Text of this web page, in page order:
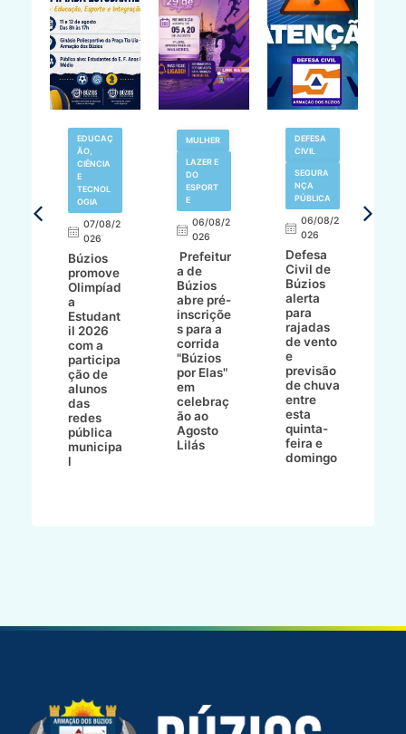
EDUCAÇ
ÃO,
CIÊNCIA
E
TECNOL
OGIA
07/08/2
026
Búzios
promove
Olimpíad
a
Estudant
il 2026
com a
participa
ção de
alunos
das
redes
pública
municipa
l
MULHER
LAZER E
DO
ESPORT
E
06/08/2
026
Prefeitur
a de
Búzios
abre pré-
inscriçõe
s para a
corrida
"Búzios
por Elas"
em
celebraç
ão ao
Agosto
Lilás
DEFESA
CIVIL
SEGURA
NÇA
PÚBLICA
06/08/2
026
Defesa
Civil de
Búzios
alerta
para
rajadas
de vento
e
previsão
de chuva
entre
esta
quinta-
feira e
domingo